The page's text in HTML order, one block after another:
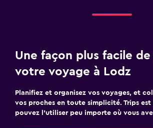
Une façon plus facile
votre voyage à Lodz
Planifiez et organisez vos voyages, et
vos proches en toute simplicité. Trips
pouvez l’utiliser peu importe où vous